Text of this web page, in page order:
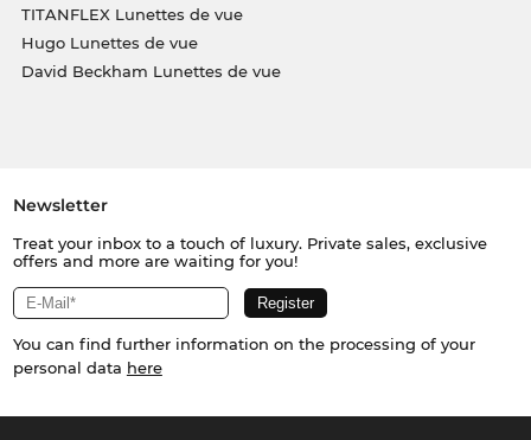
TITANFLEX Lunettes de vue
Hugo Lunettes de vue
David Beckham Lunettes de vue
Newsletter
Treat your inbox to a touch of luxury. Private sales, exclusive
offers and more are waiting for you!
You can find further information on the processing of your
personal data here